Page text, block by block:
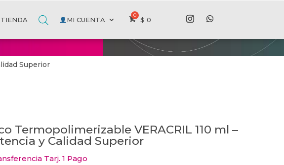
TIENDA MI CUENTA $ 0
Superior
Termopolimerizable VERACRIL 110 ml –
y Calidad Superior
Tarj. 1 Pago